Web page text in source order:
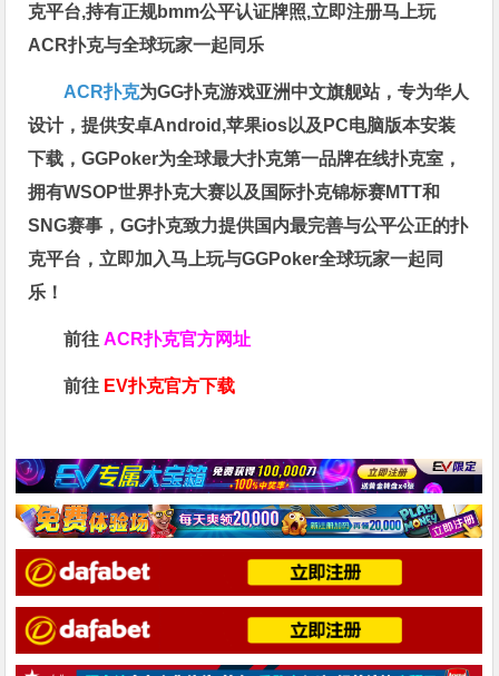
克平台,持有正规bmm公平认证牌照,立即注册马上玩
ACR扑克与全球玩家一起同乐
ACR扑克为GG扑克游戏亚洲中文旗舰站，专为华人
设计，提供安卓Android,苹果ios以及PC电脑版本安装
下载，GGPoker为全球最大扑克第一品牌在线扑克室，
拥有WSOP世界扑克大赛以及国际扑克锦标赛MTT和
SNG赛事，GG扑克致力提供国内最完善与公平公正的扑
克平台，立即加入马上玩与GGPoker全球玩家一起同
乐！
前往ACR扑克官方网址
前往 EV扑克官方下载